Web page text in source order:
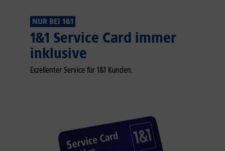
NUR BEI 1&1
1&1 Service Card immer
inklusive
Exzellenter Service für 1&1 Kunden.